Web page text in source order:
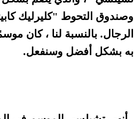
وصندوق التحوط "كليرليك
الرجال. بالنسبة لنا ، كان
به بشكل أفضل وسنفعل.